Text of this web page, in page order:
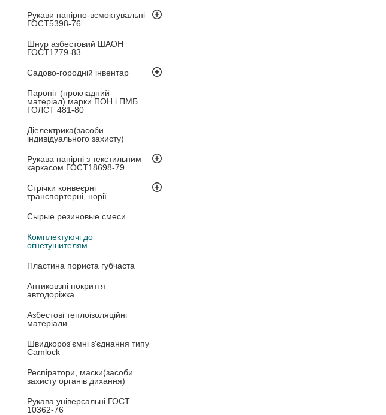
Рукави напірно-всмоктувальні
ГОСТ5398-76
Шнур азбестовий ШАОН
ГОСТ1779-83
Садово-городній інвентар
Пароніт (прокладний
матеріал) марки ПОН і ПМБ
ГОЛСТ 481-80
Діелектрика(засоби
індивідуального захисту)
Рукава напірні з текстильним
каркасом ГОСТ18698-79
Стрічки конвеєрні
транспортерні, норії
Сырые резиновые смеси
Комплектуючі до
огнетушителям
Пластина пориста губчаста
Антиковзні покриття
автодоріжка
Азбестові теплоізоляційні
матеріали
Швидкороз'ємні з'єднання типу
Camlock
Респіратори, маски(засоби
захисту органів дихання)
Рукава універсальні ГОСТ
10362-76